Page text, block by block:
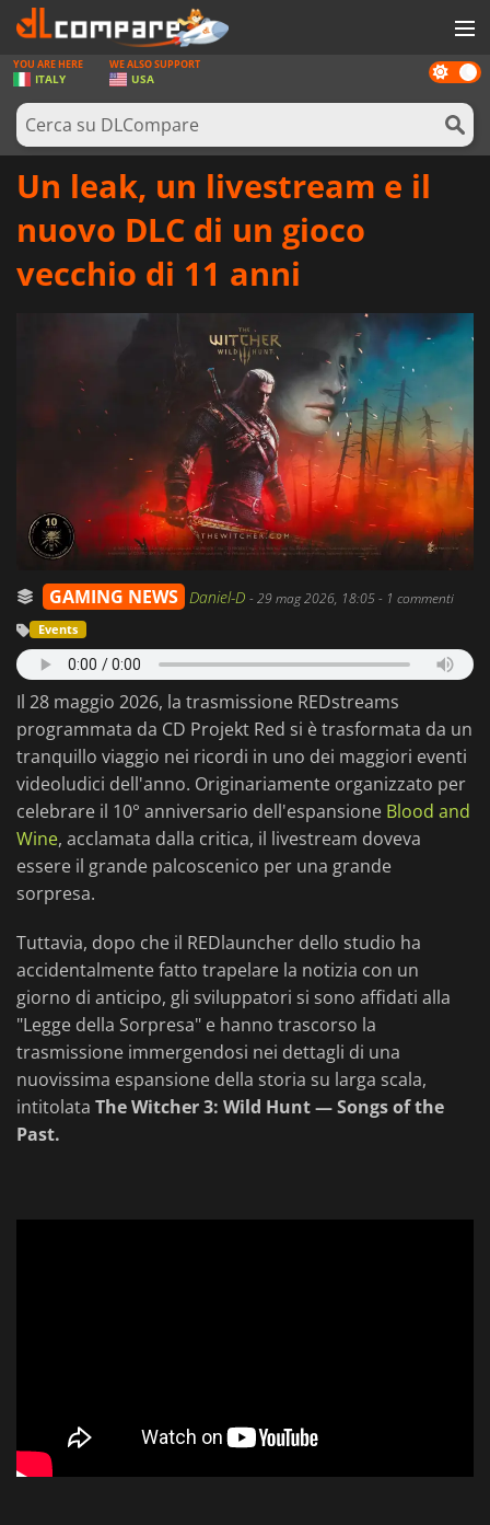
GIOCHI
PREPAGATE
SOFTWARE
Dark
mode
YOU ARE HERE
ITALY
WE ALSO SUPPORT
USA
Un leak, un livestream e il
nuovo DLC di un gioco
vecchio di 11 anni
GAMING NEWS Daniel-D -29 mag 2026, 18:05- 1 commenti
Events
Il 28 maggio 2026, la trasmissione REDstreams
programmata da CD Projekt Red si è trasformata da un
tranquillo viaggio nei ricordi in uno dei maggiori eventi
videoludici dell'anno. Originariamente organizzato per
celebrare il 10° anniversario dell'espansione Blood and
Wine, acclamata dalla critica, il livestream doveva
essere il grande palcoscenico per una grande
sorpresa.
Tuttavia, dopo che il REDlauncher dello studio ha
accidentalmente fatto trapelare la notizia con un
giorno di anticipo, gli sviluppatori si sono affidati alla
"Legge della Sorpresa" e hanno trascorso la
trasmissione immergendosi nei dettagli di una
nuovissima espansione della storia su larga scala,
intitolata The Witcher 3: Wild Hunt — Songs of the
Past.